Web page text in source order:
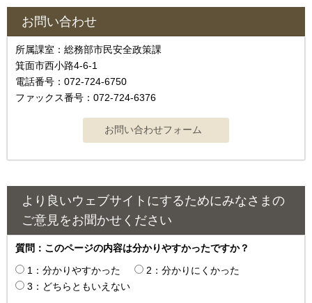
お問い合わせ
所属課室：総務部市民安全政策課
箕面市西小路4‐6‐1
電話番号：072-724-6750
ファックス番号：072-724-6376
より良いウェブサイトにするためにみなさまの
ご意見をお聞かせください
質問：このページの内容は分かりやすかったですか？
1：分かりやすかった
2：分かりにくかった
3：どちらともいえない